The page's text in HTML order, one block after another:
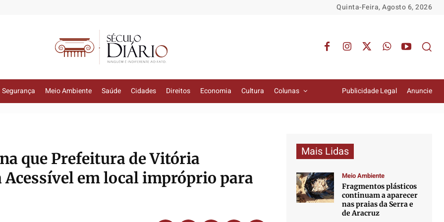
Quinta-Feira, Agosto 6, 2026
Segurança Meio Ambiente Saúde Cidades Direitos Economia Cultura Colunas Publicidade Legal Anuncie
que Prefeitura de Vitória
Acessível em local impróprio para
Mais Lidas
Meio Ambiente
Fragmentos plásticos
continuam a aparecer
nas praias da Serra e
de Aracruz